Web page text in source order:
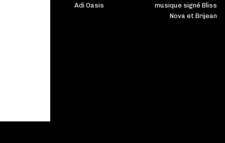
Adi Oasis
musique signé Bliss
Nova et Brijean